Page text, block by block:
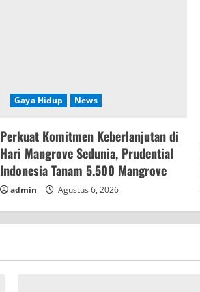
Gaya Hidup News
Perkuat Komitmen Keberlanjutan di
Hari Mangrove Sedunia, Prudential
Indonesia Tanam 5.500 Mangrove
admin Agustus 6, 2026